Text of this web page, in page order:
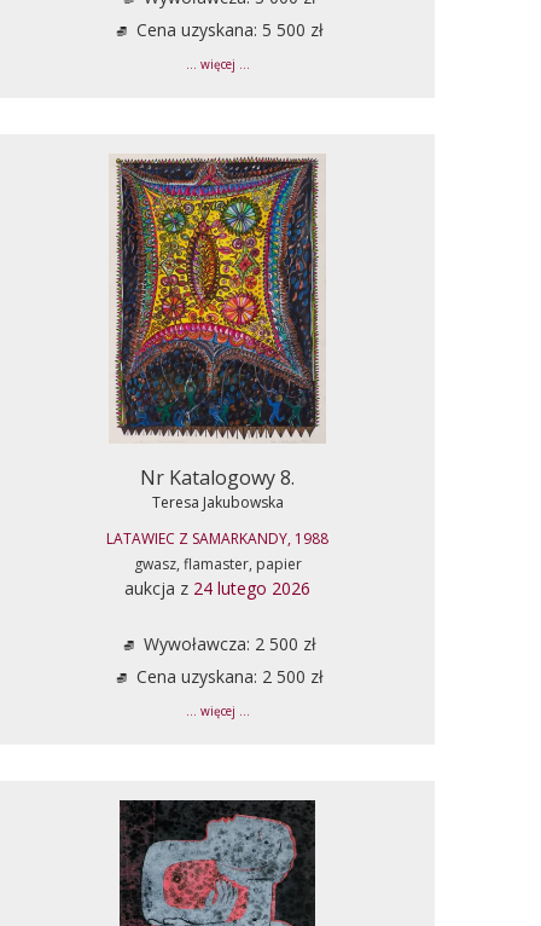
Cena uzyskana: 5 500 zł
... więcej ...
Nr Katalogowy 8.
Teresa Jakubowska
LATAWIEC Z SAMARKANDY, 1988
gwasz, flamaster, papier
aukcja z 24 lutego 2026
Wywoławcza: 2 500 zł
Cena uzyskana: 2 500 zł
... więcej ...